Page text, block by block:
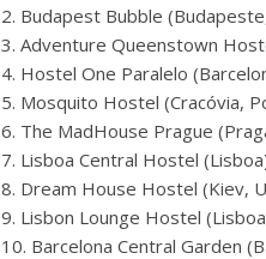
2. Budapest Bubble
3. Adventure Queenstown
4. Hostel One Paralelo
5. Mosquito Hostel (Cracóvia,
6. The MadHouse Prague
7. Lisboa Central Hostel
8. Dream House Hostel (Kiev,
9. Lisbon Lounge Hostel
10. Barcelona Central Garden